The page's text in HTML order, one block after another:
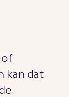
of
kan dat